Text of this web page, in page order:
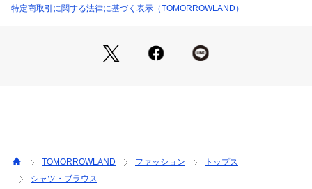
2024SS商品
商品番号:11-01-42-01503
特定商取引に関する法律に基づく表示（TOMORROWLAND）
TOMORROWLAND ファッション
トップス
シャツ・ブラウス